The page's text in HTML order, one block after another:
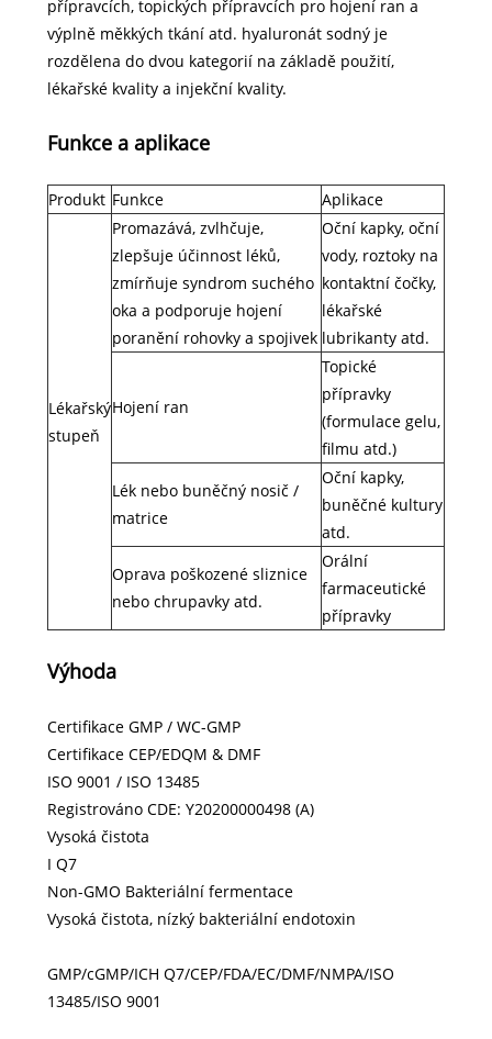
přípravcích, topických přípravcích pro hojení ran a
výplně měkkých tkání atd. hyaluronát sodný je
rozdělena do dvou kategorií na základě použití,
lékařské kvality a injekční kvality.
Funkce a aplikace
Produkt Funkce Aplikace
Lékařský
stupeň
Promazává, zvlhčuje,
zlepšuje účinnost léků,
zmírňuje syndrom suchého
oka a podporuje hojení
poranění rohovky a spojivek
Oční kapky, oční
vody, roztoky na
kontaktní čočky,
lékařské
lubrikanty atd.
Hojení ran
Topické
přípravky
(formulace gelu,
filmu atd.)
Lék nebo buněčný nosič /
matrice
Oční kapky,
buněčné kultury
atd.
Oprava poškozené sliznice
nebo chrupavky atd.
Orální
farmaceutické
přípravky
Výhoda
Certifikace GMP / WC-GMP
Certifikace CEP/EDQM & DMF
ISO 9001 / ISO 13485
Registrováno CDE: Y20200000498 (A)
Vysoká čistota
I Q7
Non-GMO Bakteriální fermentace
Vysoká čistota, nízký bakteriální endotoxin
GMP/cGMP/ICH Q7/CEP/FDA/EC/DMF/NMPA/ISO
13485/ISO 9001